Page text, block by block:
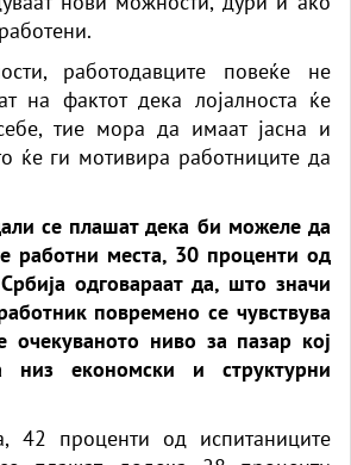
работодавците повеќе не
на фактот дека лојалноста ќе
тие мора да имаат јасна и
ќе ги мотивира работниците да
се плашат дека би можеле да
работни места, 30 проценти од
одговараат да, што значи
повремено се чувствува
очекуваното ниво за пазар кој
низ економски и структурни
42 проценти од испитаниците